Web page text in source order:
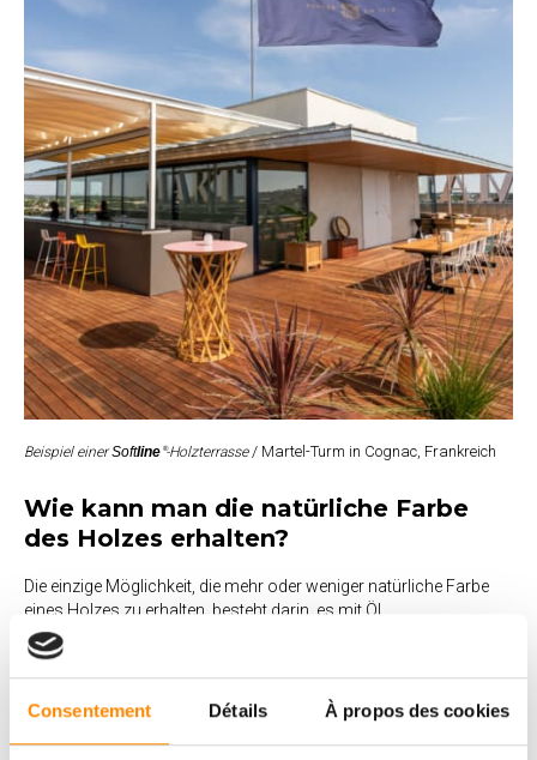
Consentement Détails À propos des cookies
Beispiel einerSoftline ®-Holzterrasse/ Martel-Turm in Cognac, Frankreich
Wie kann man die natürliche Farbe
des Holzes erhalten?
Die einzige Möglichkeit, die mehr oder weniger natürliche Farbe
eines Holzes zu erhalten, besteht darin, es mit Öl,
Sättigungsmittel, Lasur oder einem anderen
Terrassenbehandlungsmittel zu behandeln. Achtung: Einige
Holzarten sind extrem UV-empfindlich und verändern ihre Farbe,
sobald sie verarbeitet werden (z. B. Padouk). Wenn Sie die